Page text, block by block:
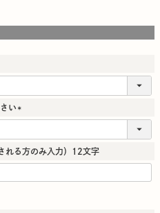
い
須
れる方のみ入力）12文字